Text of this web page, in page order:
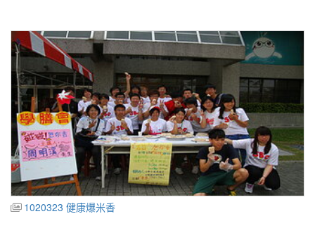
1020323 健康爆米香